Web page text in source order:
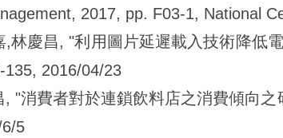
2017, pp. F03-1, National
,林慶昌, "利用圖片延遲載入技術降低
135, 2016/04/23
, "消費者對於連鎖飲料店之消費傾向
5